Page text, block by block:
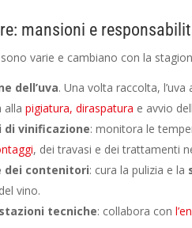
mansioni e
varie e cambiano con la
dell’uva. Una volta raccolta,
allapigiatura, diraspatura e avvio
di vinificazione: monitora le
, dei travasi e dei trattamenti
dei contenitori: cura la pulizia e la
vino.
tecniche: collabora con